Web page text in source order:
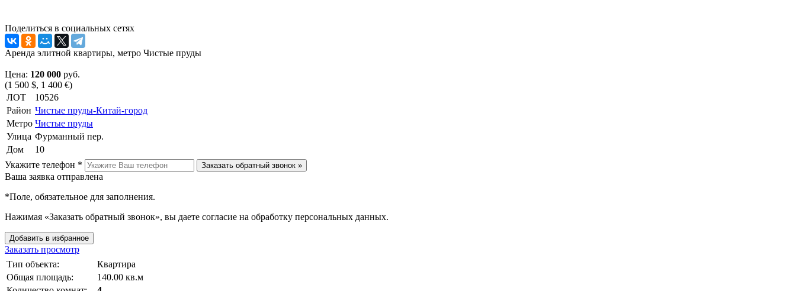
Поделиться в социальных сетях
Аренда элитной квартиры, метро Чистые пруды
Цена: 120 000 руб.
(1 500 $, 1 400 €)
ЛОТ
10526
Район Чистые пруды-Китай-город
Метро Чистые пруды
Улица Фурманный пер.
Дом
10
Укажите телефон *
Заказать обратный звонок »
Ваша заявка отправлена
*Поле, обязательное для заполнения.
Нажимая «Заказать обратный звонок», вы даете согласие на обработку персональных данных.
Добавить в избранное
Заказать просмотр
Тип объекта:
Квартира
Общая площадь:
140.00 кв.м